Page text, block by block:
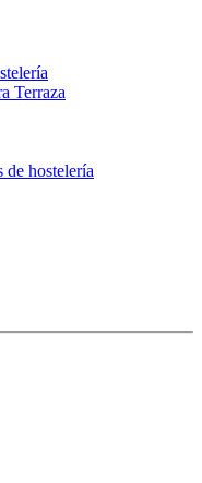
Terraza
de hostelería